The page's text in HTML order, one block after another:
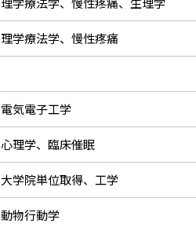
理学療法学、慢性疼痛
電気電子工学
心理学、臨床催眠
大学院単位取得、工学
動物行動学